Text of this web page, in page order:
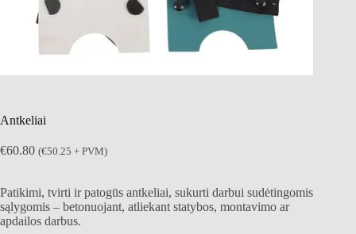
Antkeliai
€60.80 (€50.25 + PVM)
Patikimi, tvirti ir patogūs antkeliai, sukurti darbui sudėtingomis
sąlygomis – betonuojant, atliekant statybos, montavimo ar
apdailos darbus.